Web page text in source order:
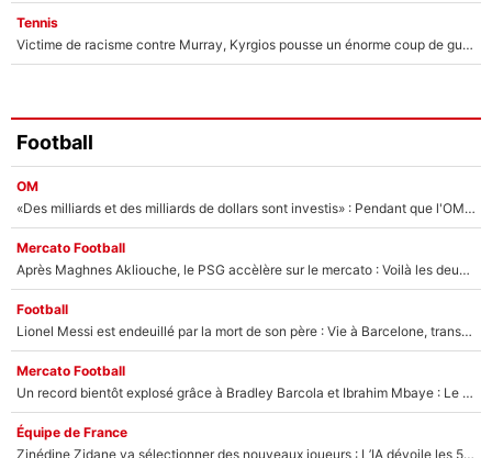
Tennis
Victime de racisme contre Murray, Kyrgios pousse un énorme coup de gueule !
Football
OM
«Des milliards et des milliards de dollars sont investis» : Pendant que l'OM est en pleine crise financière, Frank McCourt lance un nouveau projet à 260M€ !
Mercato Football
Après Maghnes Akliouche, le PSG accèlère sur le mercato : Voilà les deux nouvelles recrues qui vont signer la semaine prochaine ?
Football
Lionel Messi est endeuillé par la mort de son père : Vie à Barcelone, transfert au PSG... voilà comment Jorge Messi a joué un rôle essentiel dans sa carrière !
Mercato Football
Un record bientôt explosé grâce à Bradley Barcola et Ibrahim Mbaye : Le PSG sur le point de réaliser un mercato historique ?
Équipe de France
Zinédine Zidane va sélectionner des nouveaux joueurs : L’IA dévoile les 5 cracks qui pourraient rapidement le rejoindre en équipe de France !